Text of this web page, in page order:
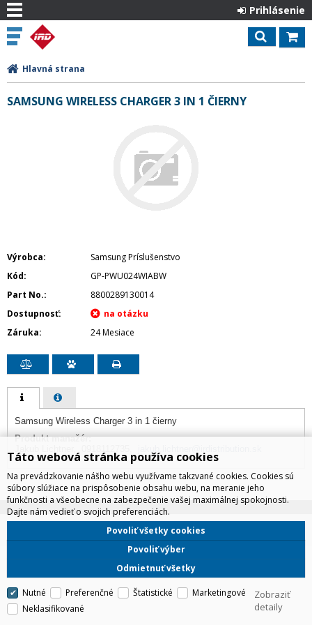
Prihlásenie
Hlavná strana
SAMSUNG WIRELESS CHARGER 3 IN 1 ČIERNY
Výrobca
Samsung Príslušenstvo
Kód
GP-PWU024WIABW
Part No.
8800289130014
Dostupnosť
Záruka
24 Mesiace
Samsung Wireless Charger 3 in 1 čierny
Produkt manažér:
IRD Eshop
Technické riešenie © 2026 CyberSoft s.r.o.
Táto webová stránka používa cookies
Na prevádzkovanie nášho webu využívame takzvané cookies. Cookies sú
súbory slúžiace na prispôsobenie obsahu webu, na meranie jeho
funkčnosti a všeobecne na zabezpečenie vašej maximálnej spokojnosti.
Dajte nám vedieť o svojich preferenciách.
Odmietnuť všetky
Povoliť výber
Povoliť všetky cookies
Nutné Preferenčné Štatistické
Marketingové
Neklasifikované
Zobraziť
detaily